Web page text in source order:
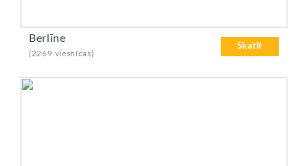
Skatīt
Berlīne
(2269 viesnīcas)